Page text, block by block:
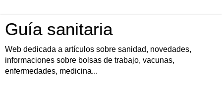
Guía sanitaria
Web dedicada a artículos sobre sanidad, novedades,
informaciones sobre bolsas de trabajo, vacunas,
enfermedades, medicina...